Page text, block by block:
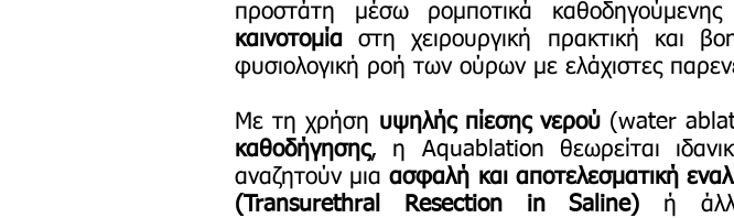
προστάτη μέσω ρομποτικά καθοδηγούμενης
καινοτομίαστη χειρουργική πρακτική και
φυσιολογική ροή των ούρων με ελάχιστες
Με τη χρήση υψηλής πίεσης νερού (water
καθοδήγησης, η Aquablation θεωρείται
αναζητούν μιαασφαλή και αποτελεσματική
(Transurethral Resection in Saline) ή